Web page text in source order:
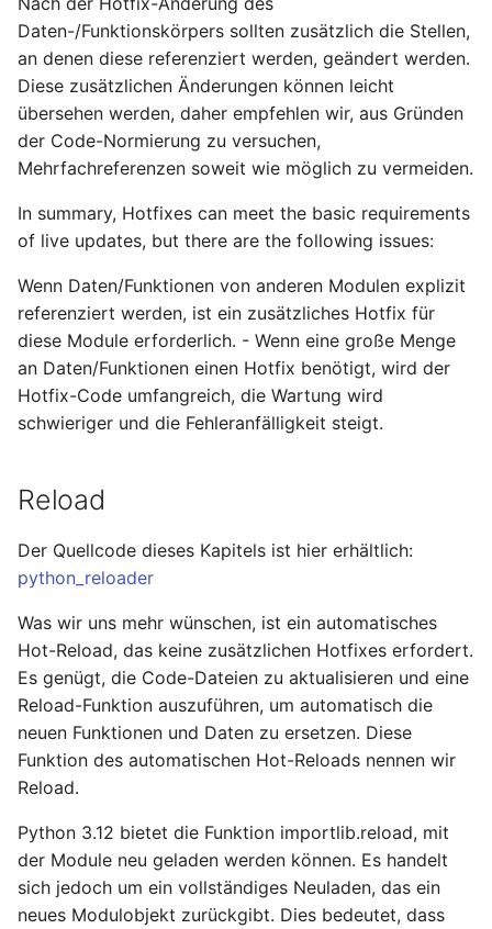
Daten-/Funktionskörpers sollten zusätzlich die Stellen,
an denen diese referenziert werden, geändert werden.
Diese zusätzlichen Änderungen können leicht
übersehen werden, daher empfehlen wir, aus Gründen
der Code-Normierung zu versuchen,
Mehrfachreferenzen soweit wie möglich zu vermeiden.
In summary, Hotfixes can meet the basic requirements
of live updates, but there are the following issues:
Wenn Daten/Funktionen von anderen Modulen explizit
referenziert werden, ist ein zusätzliches Hotfix für
diese Module erforderlich. - Wenn eine große Menge
an Daten/Funktionen einen Hotfix benötigt, wird der
Hotfix-Code umfangreich, die Wartung wird
schwieriger und die Fehleranfälligkeit steigt.
Reload
Der Quellcode dieses Kapitels ist hier erhältlich:
python_reloader
Was wir uns mehr wünschen, ist ein automatisches
Hot-Reload, das keine zusätzlichen Hotfixes erfordert.
Es genügt, die Code-Dateien zu aktualisieren und eine
Reload-Funktion auszuführen, um automatisch die
neuen Funktionen und Daten zu ersetzen. Diese
Funktion des automatischen Hot-Reloads nennen wir
Reload.
Python 3.12 bietet die Funktion importlib.reload, mit
der Module neu geladen werden können. Es handelt
sich jedoch um ein vollständiges Neuladen, das ein
neues Modulobjekt zurückgibt. Dies bedeutet, dass